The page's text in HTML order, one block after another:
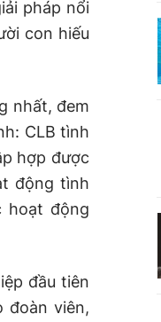
pháp nổi
con hiếu
nhất, đem
CLB tình
hợp được
động tình
hoạt động
đầu tiên
đoàn viên,